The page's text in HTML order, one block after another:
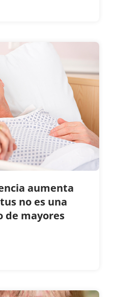
aumenta
no es una
de mayores